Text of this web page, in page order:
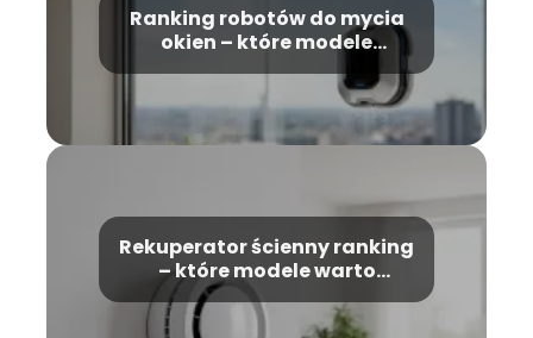
Ranking robotów do mycia
okien – które modele
Rekuperator ścienny ranking
– które modele warto
wybrać?